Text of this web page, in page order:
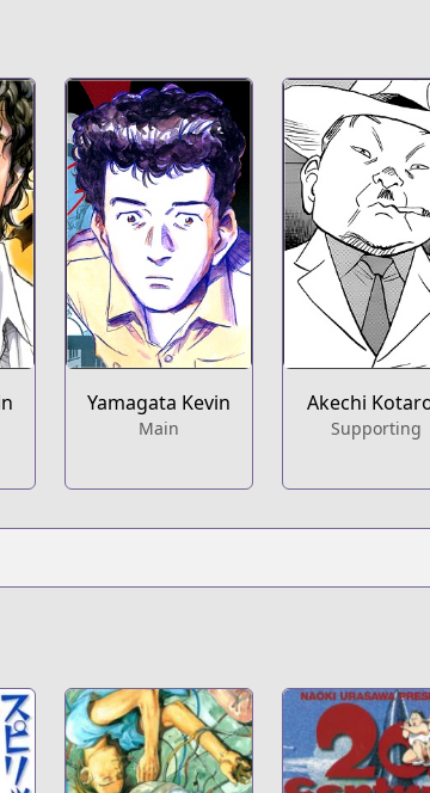
Yamagata Kevin
Main
Akechi
Supporting